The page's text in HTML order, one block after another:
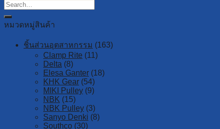
หมวดหมู่สินค้า
ชิ้นส่วนอุตสาหกรรม (163)
Clamp Rite (11)
Delta (8)
Elesa Ganter (18)
KHK Gear (54)
MIKI Pulley (9)
NBK (15)
NBK Pulley (3)
Sanyo Denki (8)
Southco (30)